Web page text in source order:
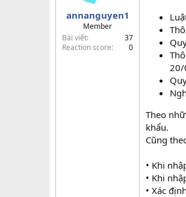
annanguyen1
Member
Bài viết
37
Reaction score
0
20/
Theo
khẩu.
Cũng
• Khi
• Khi
• Xác